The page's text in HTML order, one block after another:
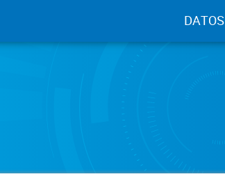
DATOS